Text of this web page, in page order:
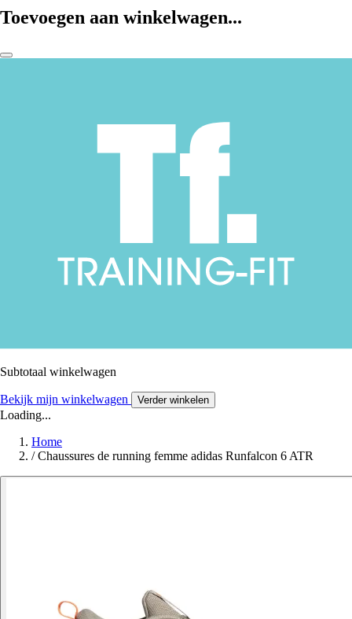
Toevoegen aan winkelwagen...
Subtotaal winkelwagen
Bekijk mijn winkelwagen Verder winkelen
Loading...
Home
/ Chaussures de running femme adidas Runfalcon 6 ATR